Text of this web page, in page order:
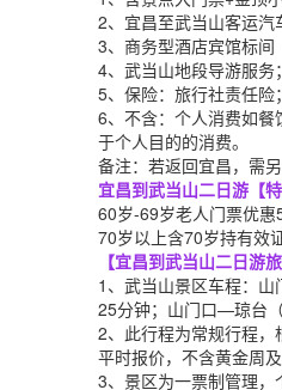
2、宜昌至武当山客运汽
3、商务型酒店宾馆标间
4、武当山地段导游服务；
5、保险：旅行社责任险；
6、不含：个人消费如
于个人目的的消费。
备注：若返回宜昌，需
宜昌到武当山二日游【
60岁-69岁老人门票优惠
70岁以上含70岁持有效
【宜昌到武当山二日游
1、武当山景区车程：
25分钟；山门口—琼台
2、此行程为常规行程
平时报价，不含黄金周
3、景区为一票制管理